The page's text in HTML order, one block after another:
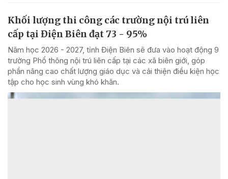
Khối lượng thi công các trường nội trú liên
cấp tại Điện Biên đạt 73 - 95%
Năm học 2026 - 2027, tỉnh Điện Biên sẽ đưa vào hoạt động 9
trường Phổ thông nội trú liên cấp tại các xã biên giới, góp
phần nâng cao chất lượng giáo dục và cải thiện điều kiện học
tập cho học sinh vùng khó khăn.